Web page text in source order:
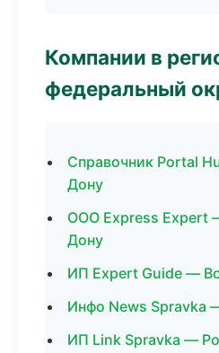
Компании в
федеральный
Справочник Portal
Дону
ООО Express Expert
Дону
ИП Expert Guide —
Инфо News Spravka
ИП Link Spravka —